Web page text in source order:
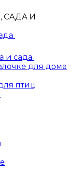
САДА И
и сада
для дома
птиц